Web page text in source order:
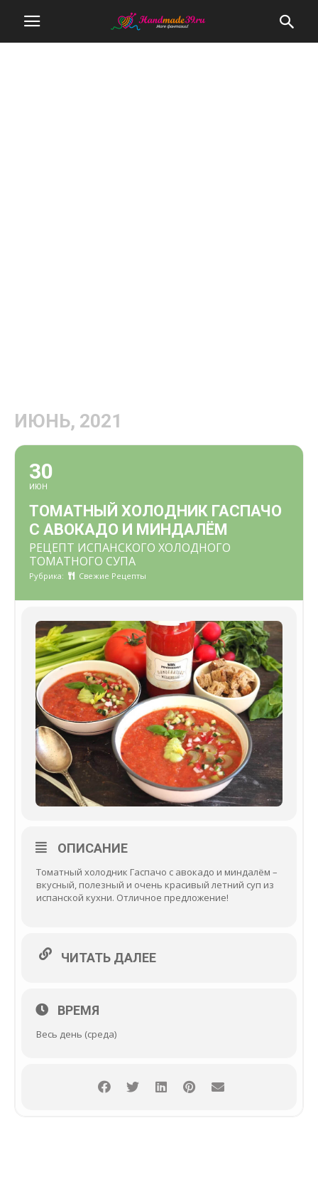
ИЮНЬ, 2021
30
ИЮН
ТОМАТНЫЙ ХОЛОДНИК ГАСПАЧО
С АВОКАДО И МИНДАЛЁМ
РЕЦЕПТ ИСПАНСКОГО ХОЛОДНОГО
ТОМАТНОГО СУПА
Рубрика: Свежие Рецепты
ОПИСАНИЕ
Томатный холодник Гаспачо с авокадо и миндалём –
вкусный, полезный и очень красивый летний суп из
испанской кухни. Отличное предложение!
ЧИТАТЬ ДАЛЕЕ
ВРЕМЯ
Весь день (среда)